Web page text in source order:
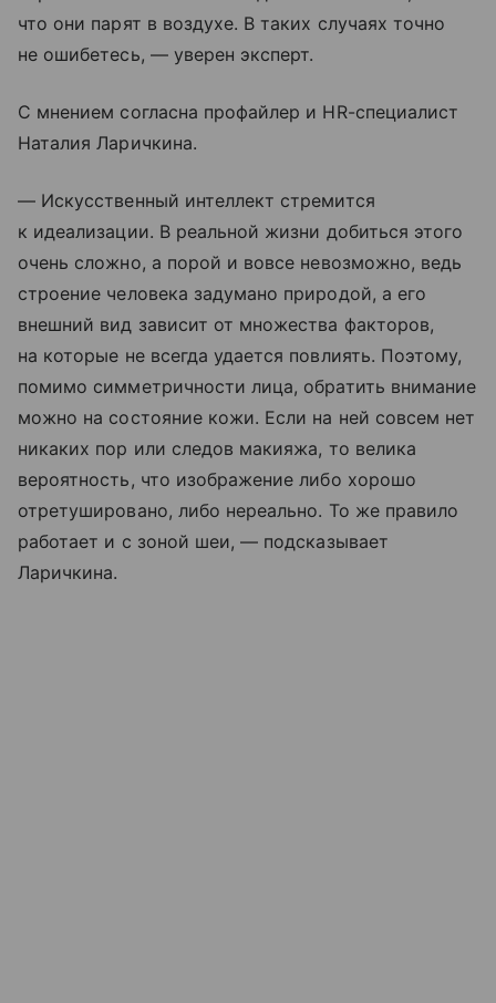
что они парят в воздухе. В таких случаях точно
не ошибетесь, — уверен эксперт.
С мнением согласна профайлер и HR-специалист
Наталия Ларичкина.
— Искусственный интеллект стремится
к идеализации. В реальной жизни добиться этого
очень сложно, а порой и вовсе невозможно, ведь
строение человека задумано природой, а его
внешний вид зависит от множества факторов,
на которые не всегда удается повлиять. Поэтому,
помимо симметричности лица, обратить внимание
можно на состояние кожи. Если на ней совсем нет
никаких пор или следов макияжа, то велика
вероятность, что изображение либо хорошо
отретушировано, либо нереально. То же правило
работает и с зоной шеи, — подсказывает
Ларичкина.